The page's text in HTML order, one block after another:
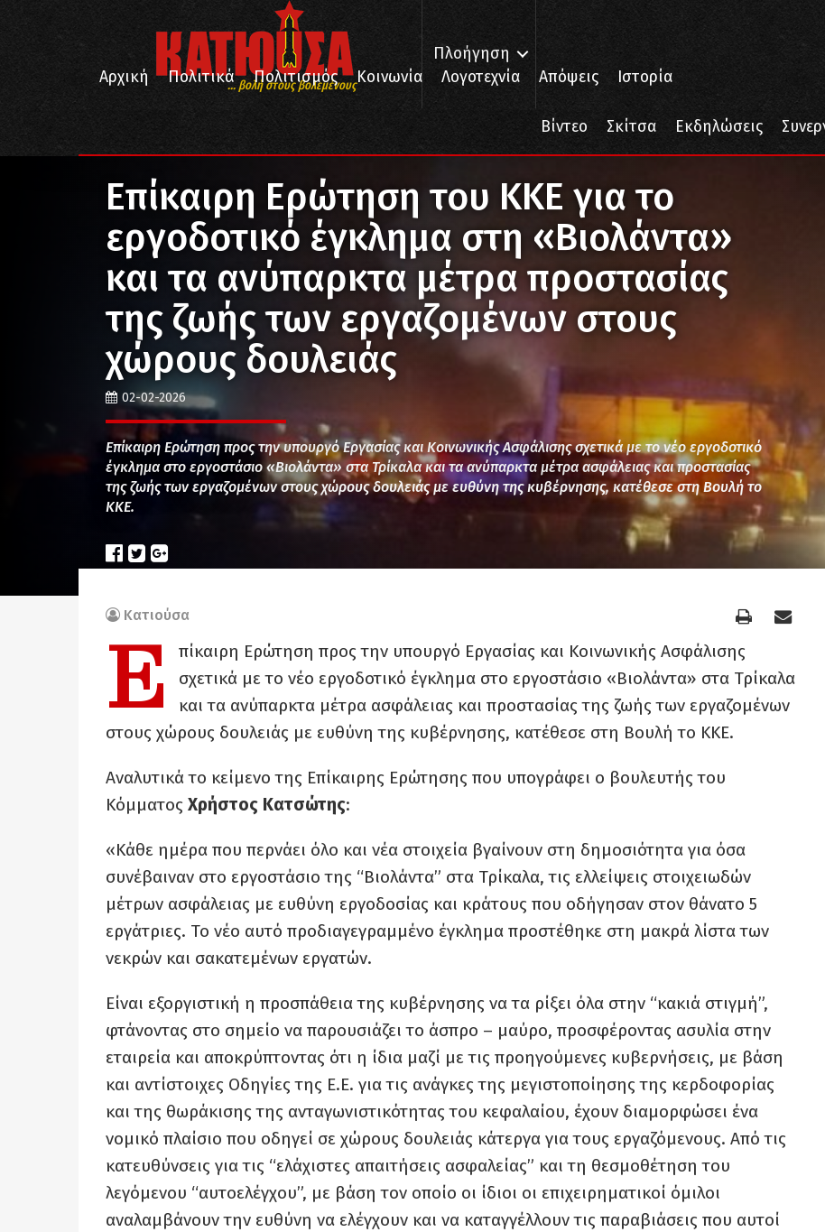
... βολή στους βολεμένους
Πλοήγηση
Αρχική
Πολιτικά Πολιτισμός Κοινωνία Λογοτεχνία Απόψεις Ιστορία
Βίντεο Σκίτσα Εκδηλώσεις
Πολιτικά
Επίκαιρη Ερώτηση του ΚΚΕ για το εργοδοτικό έγκλημα στη «Βιολάντα» και τα ανύπαρκτα μέτρα προστασίας της ζωής των
Επίκαιρη Ερώτηση του ΚΚΕ για το
εργοδοτικό έγκλημα στη «Βιολάντα»
και τα ανύπαρκτα μέτρα προστασίας
της ζωής των εργαζομένων στους
χώρους δουλειάς
02-02-2026
Επίκαιρη Ερώτηση προς την υπουργό Εργασίας και Κοινωνικής Ασφάλισης σχετικά με το νέο εργοδοτικό
έγκλημα στο εργοστάσιο «Βιολάντα» στα Τρίκαλα και τα ανύπαρκτα μέτρα ασφάλειας και προστασίας
της ζωής των εργαζομένων στους χώρους δουλειάς με ευθύνη της κυβέρνησης, κατέθεσε στη Βουλή το
ΚΚΕ.
Κατιούσα
Ε
πίκαιρη Ερώτηση προς την υπουργό Εργασίας και Κοινωνικής Ασφάλισης
σχετικά με το νέο εργοδοτικό έγκλημα στο εργοστάσιο «Βιολάντα» στα Τρίκαλα
και τα ανύπαρκτα μέτρα ασφάλειας και προστασίας της ζωής των εργαζομένων
στους χώρους δουλειάς με ευθύνη της κυβέρνησης, κατέθεσε στη Βουλή το ΚΚΕ.
Αναλυτικά το κείμενο της Επίκαιρης Ερώτησης που υπογράφει ο βουλευτής του
Κόμματος Χρήστος Κατσώτης:
«Κάθε ημέρα που περνάει όλο και νέα στοιχεία βγαίνουν στη δημοσιότητα για όσα
συνέβαιναν στο εργοστάσιο της “Βιολάντα” στα Τρίκαλα, τις ελλείψεις στοιχειωδών
μέτρων ασφάλειας με ευθύνη εργοδοσίας και κράτους που οδήγησαν στον θάνατο 5
εργάτριες. Το νέο αυτό προδιαγεγραμμένο έγκλημα προστέθηκε στη μακρά λίστα των
νεκρών και σακατεμένων εργατών.
Είναι εξοργιστική η προσπάθεια της κυβέρνησης να τα ρίξει όλα στην “κακιά στιγμή”,
φτάνοντας στο σημείο να παρουσιάζει το άσπρο – μαύρο, προσφέροντας ασυλία στην
εταιρεία και αποκρύπτοντας ότι η ίδια μαζί με τις προηγούμενες κυβερνήσεις, με βάση
και αντίστοιχες Οδηγίες της Ε.Ε. για τις ανάγκες της μεγιστοποίησης της κερδοφορίας
και της θωράκισης της ανταγωνιστικότητας του κεφαλαίου, έχουν διαμορφώσει ένα
νομικό πλαίσιο που οδηγεί σε χώρους δουλειάς κάτεργα για τους εργαζόμενους. Από τις
κατευθύνσεις για τις “ελάχιστες απαιτήσεις ασφαλείας” και τη θεσμοθέτηση του
λεγόμενου “αυτοελέγχου”, με βάση τον οποίο οι ίδιοι οι επιχειρηματικοί όμιλοι
αναλαμβάνουν την ευθύνη να ελέγχουν και να καταγγέλλουν τις παραβιάσεις που αυτοί